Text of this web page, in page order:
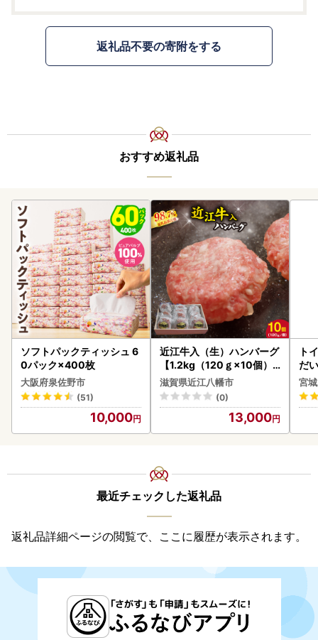
返礼品不要の寄附をする
おすすめ返礼品
ソフトパックティッシュ 6
0パック×400枚
大阪府泉佐野市
(51)
10,000
近江牛入（生）ハンバーグ
【1.2kg（120ｇ×10個）
】【AG09W】
滋賀県近江八幡市
(0)
13,000
ト
だ
6ロ
宮
最近チェックした返礼品
返礼品詳細ページの閲覧で、ここに履歴が表示されます。